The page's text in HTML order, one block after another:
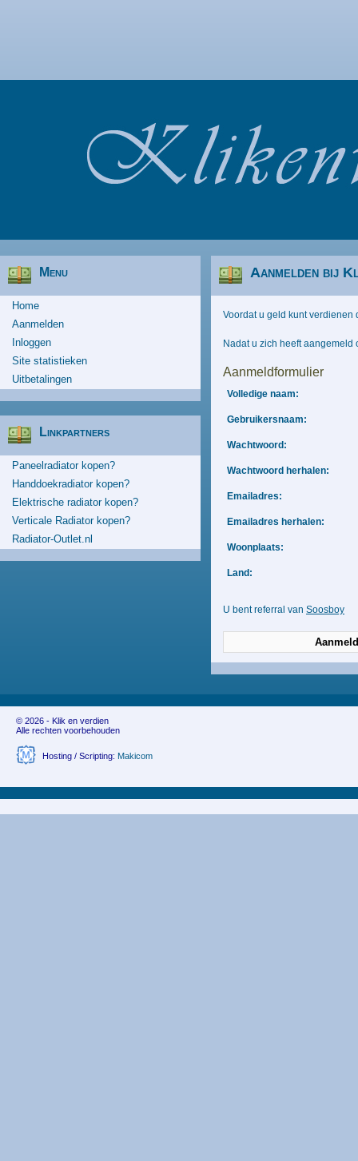
Aanmelden bij
Voordat u geld kunt verdienen
Nadat u zich heeft
Aanmeldformulier
Volledige naam:
Gebruikersnaam:
Wachtwoord:
Wachtwoord herhalen:
Emailadres:
Emailadres herhalen:
Woonplaats:
Land:
U bent referral van Soosboy
Menu
Home
Aanmelden
Inloggen
Site statistieken
Uitbetalingen
Linkpartners
Paneelradiator kopen?
Handdoekradiator kopen?
Elektrische radiator kopen?
Verticale Radiator kopen?
Radiator-Outlet.nl
© 2026 - Klik en verdien
Alle rechten voorbehouden
Hosting / Scripting: Makicom